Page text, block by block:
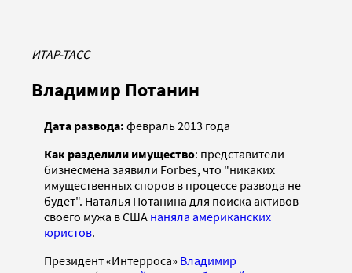
ИТАР-ТАСС
Владимир Потанин
Дата развода: февраль 2013 года
Как разделили имущество: представители
бизнесмена заявили Forbes, что "никаких
имущественных споров в процессе развода не
будет". Наталья Потанина для поиска активов
своего мужа в США наняла американских
юристов.
Президент «Интерроса» Владимир